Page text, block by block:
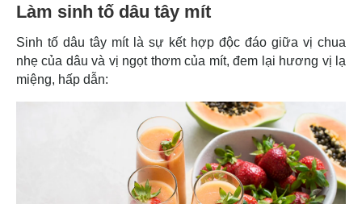
Làm sinh tố dâu tây mít
Sinh tố dâu tây mít là sự kết hợp độc đáo giữa vị chua
nhẹ của dâu và vị ngọt thơm của mít, đem lại hương vị lạ
miệng, hấp dẫn: